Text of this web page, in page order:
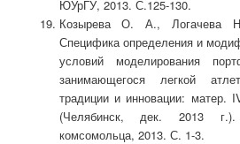
ЮУрГУ, 2013. С.125-130.
Козырева О. А.,
Специфика определения и
условий моделирования
занимающегося легкой
традиции и инновации: матер.
(Челябинск, дек. 2013
комсомольца, 2013. С. 1-3.